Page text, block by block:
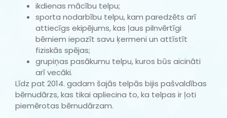
ikdienas mācību telpu;
sporta nodarbību telpu, kam paredzēts arī
attiecīgs ekipējums, kas ļaus pilnvērtīgi
bērniem iepazīt savu ķermeni un attīstīt
fiziskās spējas;
grupiņas pasākumu telpu, kuros būs aicināti
arī vecāki.
Līdz pat 2014. gadam šajās telpās bijis pašvaldības
bērnudārzs, kas tikai apliecina to, ka telpas ir ļoti
piemērotas bērnudārzam.